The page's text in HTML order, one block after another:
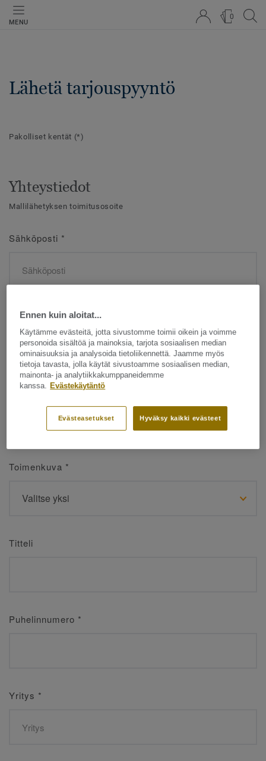
MENU
0
Lähetä tarjouspyyntö
Pakolliset kentät (*)
Yhteystiedot
Mallilähetyksen toimitusosoite
Sähköposti *
Etunimi*
Sukunimi*
Toimenkuva *
Titteli
Puhelinnumero *
Yritys *
Ennen kuin aloitat...
Käytämme evästeitä, jotta sivustomme toimii oikein ja voimme
personoida sisältöä ja mainoksia, tarjota sosiaalisen median
ominaisuuksia ja analysoida tietoliikennettä. Jaamme myös
tietoja tavasta, jolla käytät sivustoamme sosiaalisen median,
mainonta- ja analytiikkakumppaneidemme
kanssa.
Evästekäytäntö
Hyväksy kaikki evästeet
Evästeasetukset